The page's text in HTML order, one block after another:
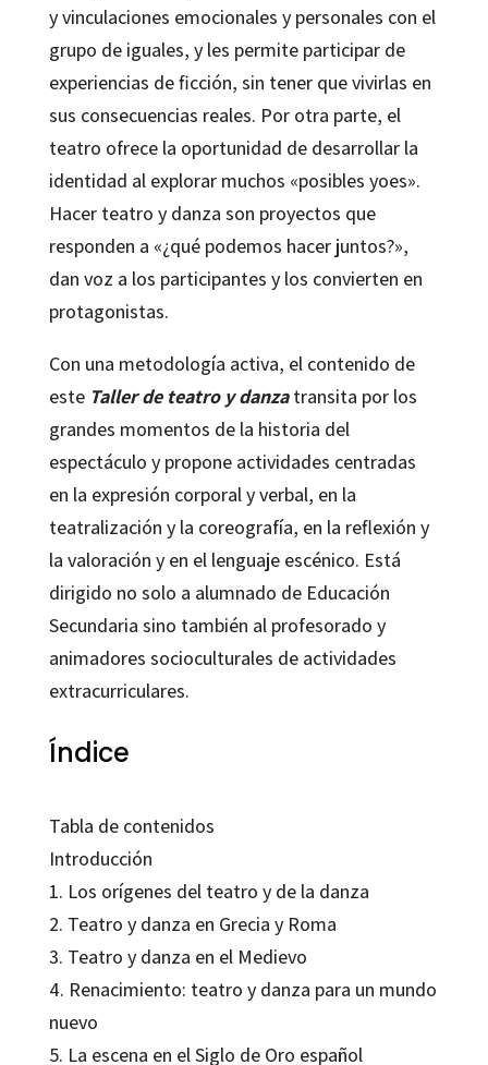
y vinculaciones emocionales y personales con el
grupo de iguales, y les permite participar de
experiencias de ficción, sin tener que vivirlas en
sus consecuencias reales. Por otra parte, el
teatro ofrece la oportunidad de desarrollar la
identidad al explorar muchos «posibles yoes».
Hacer teatro y danza son proyectos que
responden a «¿qué podemos hacer juntos?»,
dan voz a los participantes y los convierten en
protagonistas.
Con una metodología activa, el contenido de
este Taller de teatro y danzatransita por los
grandes momentos de la historia del
espectáculo y propone actividades centradas
en la expresión corporal y verbal, en la
teatralización y la coreografía, en la reflexión y
la valoración y en el lenguaje escénico. Está
dirigido no solo a alumnado de Educación
Secundaria sino también al profesorado y
animadores socioculturales de actividades
extracurriculares.
Índice
Tabla de contenidos
Introducción
1. Los orígenes del teatro y de la danza
2. Teatro y danza en Grecia y Roma
3. Teatro y danza en el Medievo
4. Renacimiento: teatro y danza para un mundo
nuevo
5. La escena en el Siglo de Oro español